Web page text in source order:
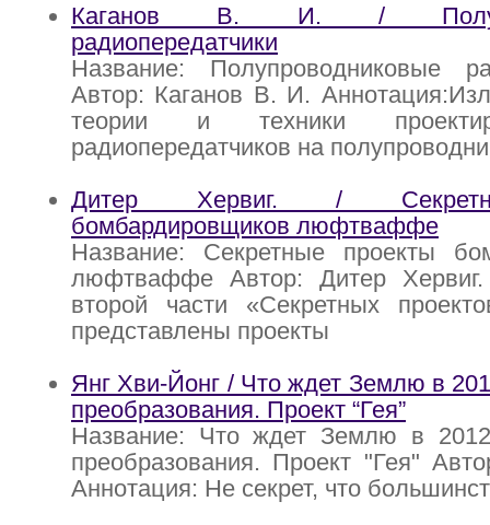
Каганов В. И. /
радиопередатчики
Название: Полупроводниковые
Автор: Каганов В. И.
теории и техники
радиопередатчиков на
Дитер Хервиг. /
бомбардировщиков люфтваффе
Название: Секретные проекты
люфтваффе Автор: Дитер
второй части «Секретных
представлены проекты
Янг Хви-Йонг / Что ждет Землю в
преобразования. Проект “Гея”
Название: Что ждет Землю в
преобразования. Проект "Гея"
Аннотация: Не секрет, что